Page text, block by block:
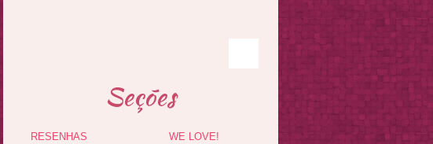
Seções
RESENHAS
WE LOVE!